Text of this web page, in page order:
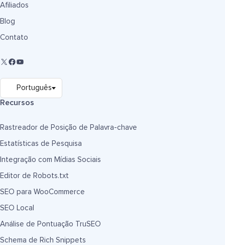
Afiliados
Blog
Contato
Recursos
Rastreador de Posição de Palavra-chave
Estatísticas de Pesquisa
Integração com Mídias Sociais
Editor de Robots.txt
SEO para WooCommerce
SEO Local
Análise de Pontuação TruSEO
Schema de Rich Snippets